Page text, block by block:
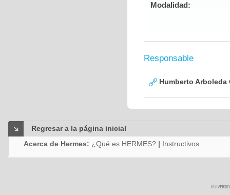
Modalidad:
Responsable
Humberto Arboleda
Regresar a la página inicial
Acerca de Hermes: ¿Qué es HERMES? | Instructivos